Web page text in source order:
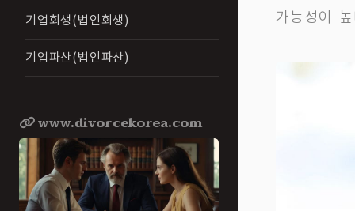
기업회생(법인회생)
기업파산(법인파산)
www.divorcekorea.com
가능성이